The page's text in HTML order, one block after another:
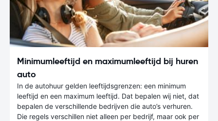
Minimumleeftijd en maximumleeftijd bij huren
auto
In de autohuur gelden leeftijdsgrenzen: een minimum
leeftijd en een maximum leeftijd. Dat bepalen wij niet, dat
bepalen de verschillende bedrijven die auto’s verhuren.
Die regels verschillen niet alleen per bedrijf, maar ook per